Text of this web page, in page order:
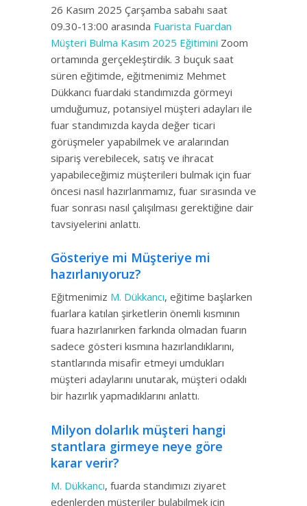
26 Kasım 2025 Çarşamba sabahı saat
09.30-13:00 arasında Fuarista Fuardan
Müşteri Bulma Kasım 2025 Eğitimini Zoom
ortamında gerçekleştirdik. 3 buçuk saat
süren eğitimde, eğitmenimiz Mehmet
Dükkancı fuardaki standımızda görmeyi
umduğumuz, potansiyel müşteri adayları ile
fuar standımızda kayda değer ticari
görüşmeler yapabilmek ve aralarından
sipariş verebilecek, satış ve ihracat
yapabileceğimiz müşterileri bulmak için fuar
öncesi nasıl hazırlanmamız, fuar sırasında ve
fuar sonrası nasıl çalışılması gerektiğine dair
tavsiyelerini anlattı.
Gösteriye mi Müşteriye mi
hazırlanıyoruz?
Eğitmenimiz M. Dükkancı, eğitime başlarken
fuarlara katılan şirketlerin önemli kısmının
fuara hazırlanırken farkında olmadan fuarın
sadece gösteri kısmına hazırlandıklarını,
stantlarında misafir etmeyi umdukları
müşteri adaylarını unutarak, müşteri odaklı
bir hazırlık yapmadıklarını anlattı.
Milyon dolarlık müşteri hangi
stantlara girmeye neye göre
karar verir?
M. Dükkancı, fuarda standımızı ziyaret
edenlerden müşteriler bulabilmek için